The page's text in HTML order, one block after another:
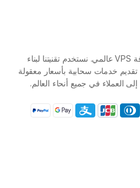
LightNode هو مزود خدمة استضافة VPS عالمي. نستخدم تقنيتنا لبناء
خدمات سحابية بأسعار معقولة
العملاء في جميع أنحاء العالم.